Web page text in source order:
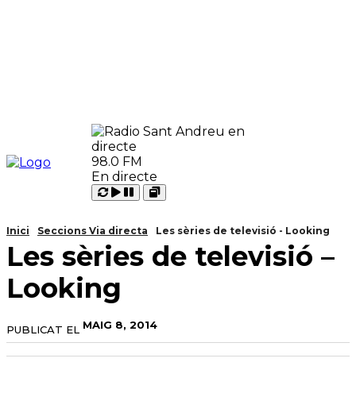
98.0 FM
En directe
Carregant
Reproduir
Pausar
Open
Inici Seccions Via directa Les sèries de televisió - Looking
Les sèries de televisió –
Looking
PUBLICAT EL MAIG 8, 2014